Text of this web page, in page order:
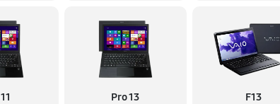
Pro 13 F13